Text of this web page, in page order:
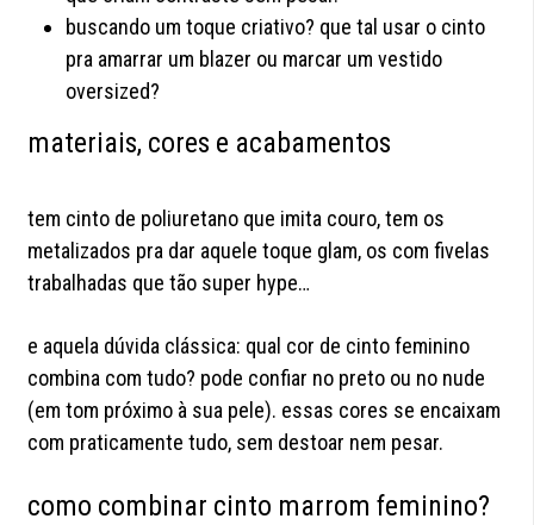
buscando um toque criativo? que tal usar o cinto
pra amarrar um blazer ou marcar um vestido
oversized?
materiais, cores e acabamentos
tem cinto de poliuretano que imita couro, tem os
metalizados pra dar aquele toque glam, os com fivelas
trabalhadas que tão super hype…
e aquela dúvida clássica: qual cor de cinto feminino
combina com tudo? pode confiar no preto ou no nude
(em tom próximo à sua pele). essas cores se encaixam
com praticamente tudo, sem destoar nem pesar.
como combinar cinto marrom feminino?